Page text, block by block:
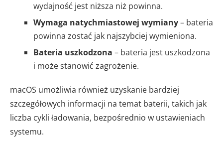
wydajność jest niższa niż powinna.
Wymaga natychmiastowej wymiany– bateria
powinna zostać jak najszybciej wymieniona.
Bateria uszkodzona – bateria jest uszkodzona
i może stanowić zagrożenie.
macOS umożliwia również uzyskanie bardziej
szczegółowych informacji na temat baterii, takich jak
liczba cykli ładowania, bezpośrednio w ustawieniach
systemu.